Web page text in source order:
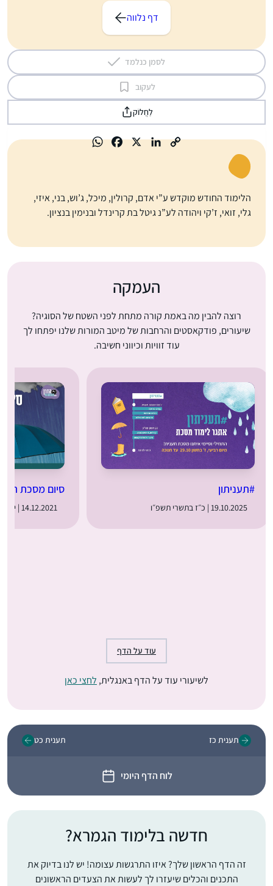
דף נלווה
לסמן כנלמד
לעקוב
לַחֲלוֹק
הלימוד החודש מוקדש ע”י אדם, קרולין, מיכל, ג’וש, בני, איזי,
גלי, זואי, ז’קי ויהודה לע”נ גיטל בת קרינדל ובנימין בנציון.
העמקה
רוצה להבין מה באמת קורה מתחת לפני השטח של הסוגיה?
שיעורים, פודקאסטים והרחבות של מיטב המורות שלנו יפתחו לך
עוד זוויות וכיווני חשיבה.
#תעניתון
19.10.2025 | כ״ז בתשרי תשפ״ו
סיום מסכת
14.12.2021 | י׳ בטבת תשפ״ב
עוד על הדף
לשיעורי עוד על הדף באנגלית, לחצי כאן
תענית כז
לוח הדף היומי
תענית כט
חדשה בלימוד הגמרא?
זה הדף הראשון שלך? איזו התרגשות עצומה! יש לנו בדיוק את
התכנים והכלים שיעזרו לך לעשות את הצעדים הראשונים